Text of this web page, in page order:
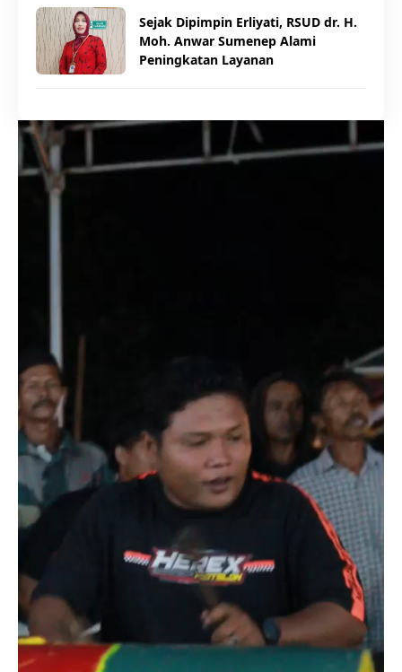
Sejak Dipimpin Erliyati, RSUD dr. H.
Moh. Anwar Sumenep Alami
Peningkatan Layanan